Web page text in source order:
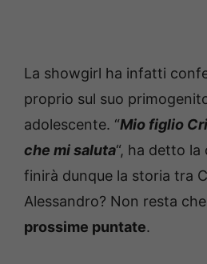
La showgirl ha infatti
proprio sul suo
adolescente. “Mio figlio
che mi saluta“, ha detto
finirà dunque la storia tra
Alessandro? Non resta che
prossime puntate.